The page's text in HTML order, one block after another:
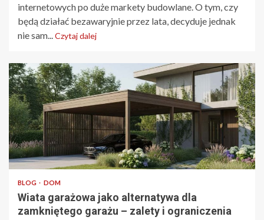
internetowych po duże markety budowlane. O tym, czy
będą działać bezawaryjnie przez lata, decyduje jednak
nie sam...Czytaj dalej
3 min odczytu
BLOG DOM
Wiata garażowa jako alternatywa dla
zamkniętego garażu – zalety i ograniczenia